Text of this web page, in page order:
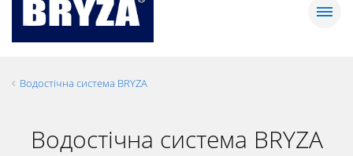
Водостічна система BRYZA
Водостічна система BRYZA